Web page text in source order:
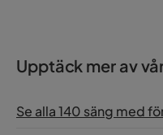
Upptäck mer av
Se alla 140 säng med